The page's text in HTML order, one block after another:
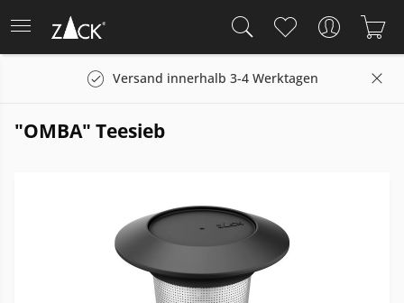
Versand innerhalb 3-4 Werktagen
"OMBA" Teesieb